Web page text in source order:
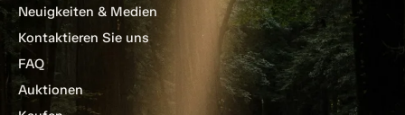
Neuigkeiten & Medien
Kontaktieren Sie uns
FAQ
Auktionen